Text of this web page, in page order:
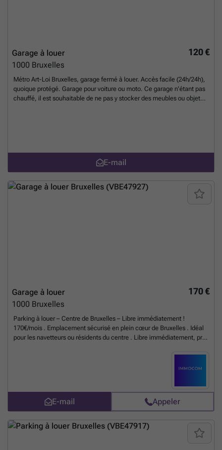
120 €
Garage à louer
1000 Bruxelles
Métro Art-Loi Bruxelles, garage fermé à louer. Accès facile (24h/24h),
quoique protégé. Garage pour voiture ou moto. Ce garage n'étant pas
chauffé, il est souhaitable de ne pas y stocker des meubles ou objets
E-mail
170 €
Garage à louer
1000 Bruxelles
Parking à louer – Centre de Bruxelles – Libre immédiatement !
170€/mois . Emplacement sécurisé en plein cœur de Bruxelles . Idéal
pour les navetteurs ou résidents du centre . Libre immédiatement, prêt
En savoir plus
E-mail Appeler